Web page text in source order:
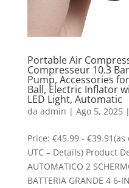
Portable Air
Compresseur 10.3
Pump, Accessories
Ball, Electric Inflator
LED Light, Automatic
da admin | Ago 5, 2025|
Price: €45.99 -
UTC – Details) Product
AUTOMATICO 2
BATTERIA GRANDE 4 6-